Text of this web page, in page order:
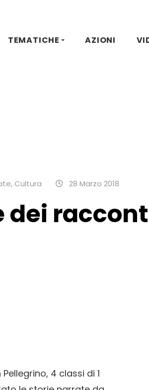
TEMATICHE AZIONI
, Cultura 28 Marzo 2018
dei
4 classi di 1